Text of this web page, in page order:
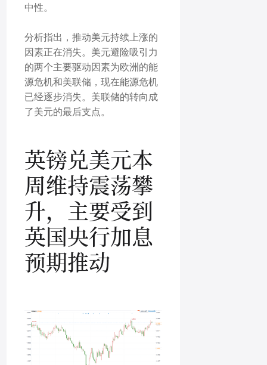
中性。
分析指出，推动美元持续上涨的
因素正在消失。美元避险吸引力
的两个主要驱动因素为欧洲的能
源危机和美联储，现在能源危机
已经逐步消失。美联储的转向成
了美元的最后支点。
英镑兑美元本
周维持震荡攀
升，主要受到
英国央行加息
预期推动